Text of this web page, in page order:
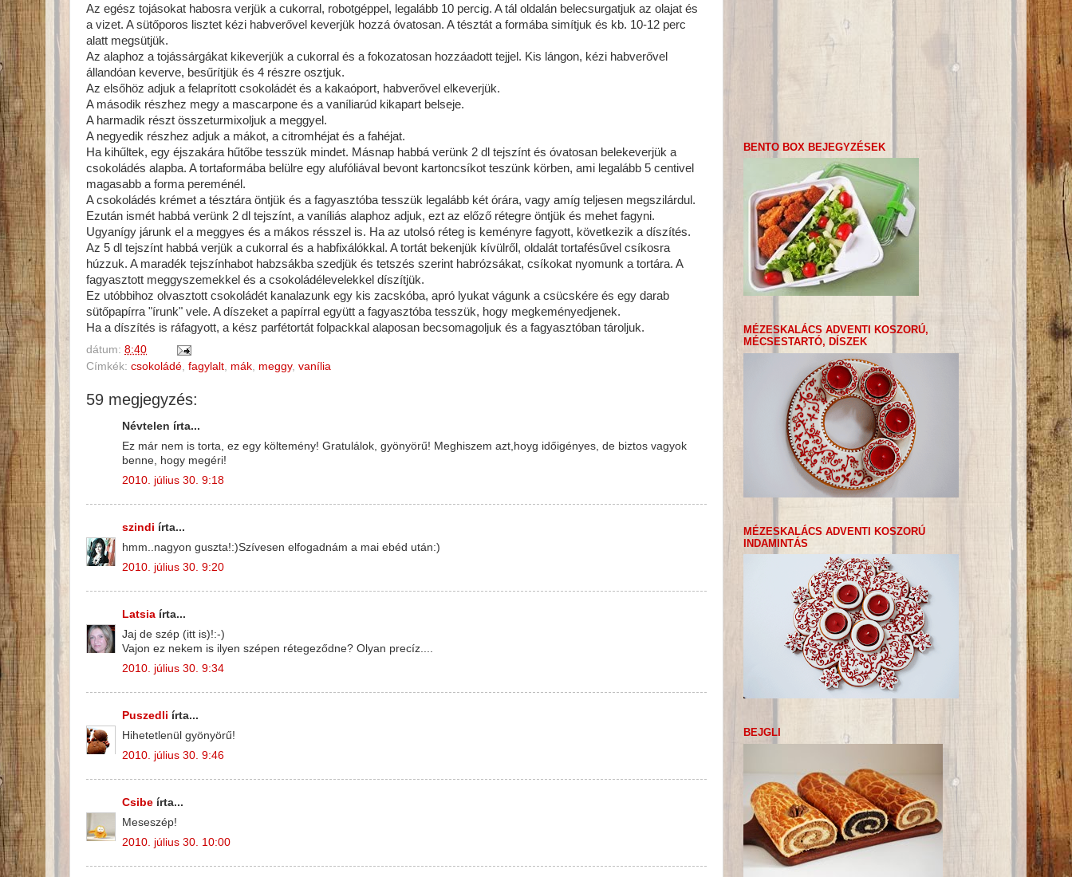
Az egész tojásokat habosra verjük a cukorral, robotgéppel, legalább 10 percig. A tál oldalán belecsurgatjuk az olajat és
a vizet. A sütőporos lisztet kézi habverővel keverjük hozzá óvatosan. A tésztát a formába simítjuk és kb. 10-12 perc
alatt megsütjük.
Az alaphoz a tojássárgákat kikeverjük a cukorral és a fokozatosan hozzáadott tejjel. Kis lángon, kézi habverővel
állandóan keverve, besűrítjük és 4 részre osztjuk.
Az elsőhöz adjuk a felaprított csokoládét és a kakaóport, habverővel elkeverjük.
A második részhez megy a mascarpone és a vaníliarúd kikapart belseje.
A harmadik részt összeturmixoljuk a meggyel.
A negyedik részhez adjuk a mákot, a citromhéjat és a fahéjat.
Ha kihűltek, egy éjszakára hűtőbe tesszük mindet. Másnap habbá verünk 2 dl tejszínt és óvatosan belekeverjük a
csokoládés alapba. A tortaformába belülre egy alufóliával bevont kartoncsíkot teszünk körben, ami legalább 5 centivel
magasabb a forma pereménél.
A csokoládés krémet a tésztára öntjük és a fagyasztóba tesszük legalább két órára, vagy amíg teljesen megszilárdul.
Ezután ismét habbá verünk 2 dl tejszínt, a vaníliás alaphoz adjuk, ezt az előző rétegre öntjük és mehet fagyni.
Ugyanígy járunk el a meggyes és a mákos résszel is. Ha az utolsó réteg is keményre fagyott, következik a díszítés.
Az 5 dl tejszínt habbá verjük a cukorral és a habfixálókkal. A tortát bekenjük kívülről, oldalát tortafésűvel csíkosra
húzzuk. A maradék tejszínhabot habzsákba szedjük és tetszés szerint habrózsákat, csíkokat nyomunk a tortára. A
fagyasztott meggyszemekkel és a csokoládélevelekkel díszítjük.
Ez utóbbihoz olvasztott csokoládét kanalazunk egy kis zacskóba, apró lyukat vágunk a csücskére és egy darab
sütőpapírra "írunk" vele. A díszeket a papírral együtt a fagyasztóba tesszük, hogy megkeményedjenek.
Ha a díszítés is ráfagyott, a kész parfétortát folpackkal alaposan becsomagoljuk és a fagyasztóban tároljuk.
dátum: 8:40
Címkék: csokoládé fagylalt mák meggy, vanília
59 megjegyzés:
Névtelen írta...
Ez már nem is torta, ez egy költemény! Gratulálok, gyönyörű! Meghiszem azt,hoyg időigényes, de biztos vagyok
benne, hogy megéri!
2010. július 30. 9:18
szindi írta...
hmm..nagyon guszta!:)Szívesen elfogadnám a mai ebéd után:)
2010. július 30. 9:20
Latsia írta...
Jaj de szép (itt is)!:-)
Vajon ez nekem is ilyen szépen rétegeződne? Olyan precíz....
2010. július 30. 9:34
Puszedli írta...
Hihetetlenül gyönyörű!
2010. július 30. 9:46
Csibe írta...
Meseszép!
2010. július 30. 10:00
BENTO BOX BEJEGYZÉSEK
MÉZESKALÁCS ADVENTI KOSZORÚ,
MÉCSESTARTÓ, DÍSZEK
MÉZESKALÁCS ADVENTI KOSZORÚ
INDAMINTÁS
BEJGLI